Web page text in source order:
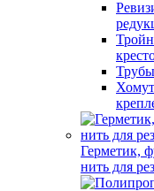
Трубы
Герметик,
нить для